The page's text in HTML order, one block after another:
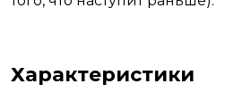
Характеристики